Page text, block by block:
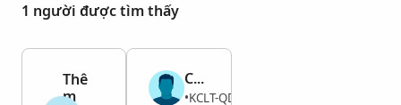
1 người được tìm thấy
Thê
m
Cyrus Fellowes
Nam
1848–1851
•KCLT-QD9